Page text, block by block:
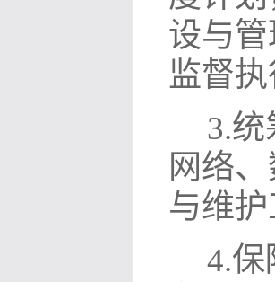
设与
监督
3.
网络
与维
4.保